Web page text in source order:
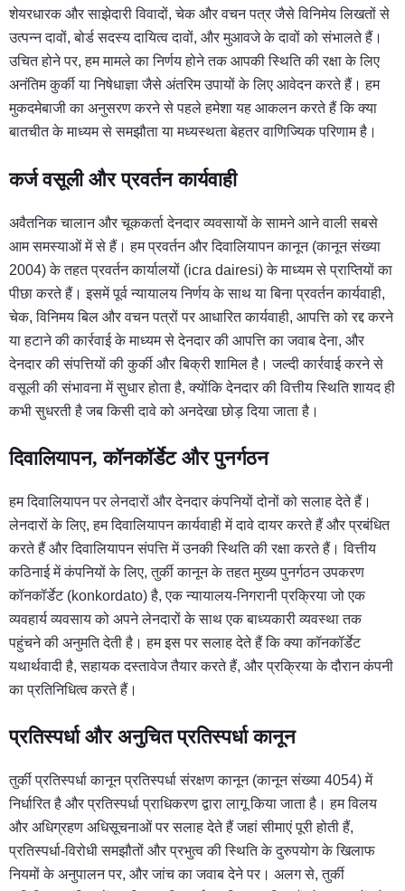
शेयरधारक और साझेदारी विवादों, चेक और वचन पत्र जैसे विनिमेय लिखतों से
उत्पन्न दावों, बोर्ड सदस्य दायित्व दावों, और मुआवजे के दावों को संभालते हैं।
उचित होने पर, हम मामले का निर्णय होने तक आपकी स्थिति की रक्षा के लिए
अनंतिम कुर्की या निषेधाज्ञा जैसे अंतरिम उपायों के लिए आवेदन करते हैं। हम
मुकदमेबाजी का अनुसरण करने से पहले हमेशा यह आकलन करते हैं कि क्या
बातचीत के माध्यम से समझौता या मध्यस्थता बेहतर वाणिज्यिक परिणाम है।
कर्ज वसूली और प्रवर्तन कार्यवाही
अवैतनिक चालान और चूककर्ता देनदार व्यवसायों के सामने आने वाली सबसे
आम समस्याओं में से हैं। हम प्रवर्तन और दिवालियापन कानून (कानून संख्या
2004) के तहत प्रवर्तन कार्यालयों (icra dairesi) के माध्यम से प्राप्तियों का
पीछा करते हैं। इसमें पूर्व न्यायालय निर्णय के साथ या बिना प्रवर्तन कार्यवाही,
चेक, विनिमय बिल और वचन पत्रों पर आधारित कार्यवाही, आपत्ति को रद्द करने
या हटाने की कार्रवाई के माध्यम से देनदार की आपत्ति का जवाब देना, और
देनदार की संपत्तियों की कुर्की और बिक्री शामिल है। जल्दी कार्रवाई करने से
वसूली की संभावना में सुधार होता है, क्योंकि देनदार की वित्तीय स्थिति शायद ही
कभी सुधरती है जब किसी दावे को अनदेखा छोड़ दिया जाता है।
दिवालियापन, कॉनकॉर्डेट और पुनर्गठन
हम दिवालियापन पर लेनदारों और देनदार कंपनियों दोनों को सलाह देते हैं।
लेनदारों के लिए, हम दिवालियापन कार्यवाही में दावे दायर करते हैं और प्रबंधित
करते हैं और दिवालियापन संपत्ति में उनकी स्थिति की रक्षा करते हैं। वित्तीय
कठिनाई में कंपनियों के लिए, तुर्की कानून के तहत मुख्य पुनर्गठन उपकरण
कॉनकॉर्डेट (konkordato) है, एक न्यायालय-निगरानी प्रक्रिया जो एक
व्यवहार्य व्यवसाय को अपने लेनदारों के साथ एक बाध्यकारी व्यवस्था तक
पहुंचने की अनुमति देती है। हम इस पर सलाह देते हैं कि क्या कॉनकॉर्डेट
यथार्थवादी है, सहायक दस्तावेज तैयार करते हैं, और प्रक्रिया के दौरान कंपनी
का प्रतिनिधित्व करते हैं।
प्रतिस्पर्धा और अनुचित प्रतिस्पर्धा कानून
तुर्की प्रतिस्पर्धा कानून प्रतिस्पर्धा संरक्षण कानून (कानून संख्या 4054) में
निर्धारित है और प्रतिस्पर्धा प्राधिकरण द्वारा लागू किया जाता है। हम विलय
और अधिग्रहण अधिसूचनाओं पर सलाह देते हैं जहां सीमाएं पूरी होती हैं,
प्रतिस्पर्धा-विरोधी समझौतों और प्रभुत्व की स्थिति के दुरुपयोग के खिलाफ
नियमों के अनुपालन पर, और जांच का जवाब देने पर। अलग से, तुर्की